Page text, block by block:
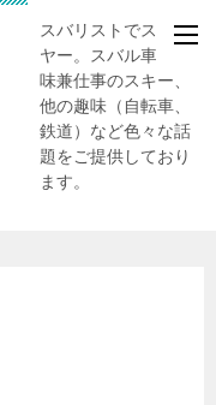
スバリストでスキー
ヤー。スバル車、趣
味兼仕事のスキー、
他の趣味（自転車、
鉄道）など色々な話
題をご提供しており
ます。